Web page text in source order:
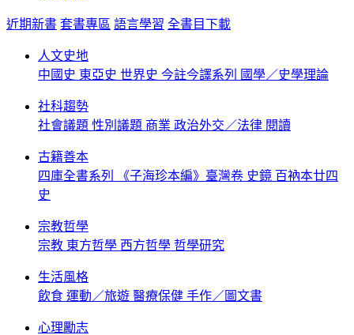
近期新書 套書專區 語言學習 全書目下載
人文史地
中國史 東亞史 世界史 今註今譯系列 國學／史學理論
社科趨勢
社會議題 性別議題 商業 政治外交／法律 閱讀
古籍善本
四庫全書系列
《子海珍本編》臺灣卷 史鏡 百衲本廿四
史
宗教哲學
宗教 東方哲學 西方哲學 哲學研究
生活風格
飲食 運動／旅遊 醫療保健 手作／圖文書
心理勵志